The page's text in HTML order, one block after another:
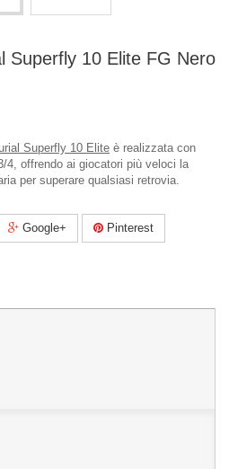
Superfly 10 Elite FG Nero
Superfly 10 Elite è realizzata con
4, offrendo ai giocatori più veloci la
per superare qualsiasi retrovia.
Google+ Pinterest